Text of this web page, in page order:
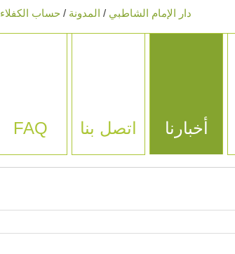
دار الإمام الشاطبي / المدونة / حساب الكفلاء
أخبارنا اتصل بنا FAQ